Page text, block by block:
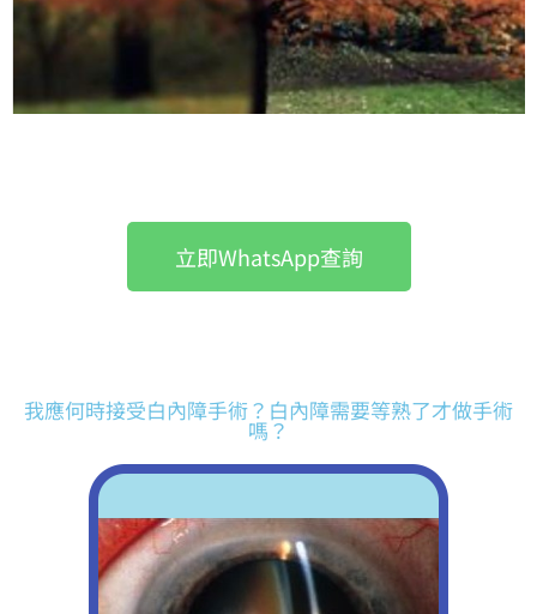
立即WhatsApp查詢
我應何時接受白內障手術？白內障需要等熟了才做手術
嗎？